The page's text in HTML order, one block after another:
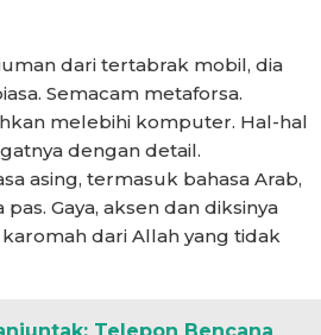
dari tertabrak mobil, dia
Semacam metaforsa.
melebihi komputer. Hal-hal
dengan detail.
asing, termasuk bahasa Arab,
Gaya, aksen dan diksinya
dari Allah yang tidak